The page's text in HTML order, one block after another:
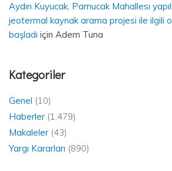
Aydın Kuyucak, Pamucak Mahallesı
jeotermal kaynak arama projesi ile ilgili
başladı için Adem Tuna
Kategoriler
Genel (10)
Haberler (1.479)
Makaleler (43)
Yargı Kararları (890)